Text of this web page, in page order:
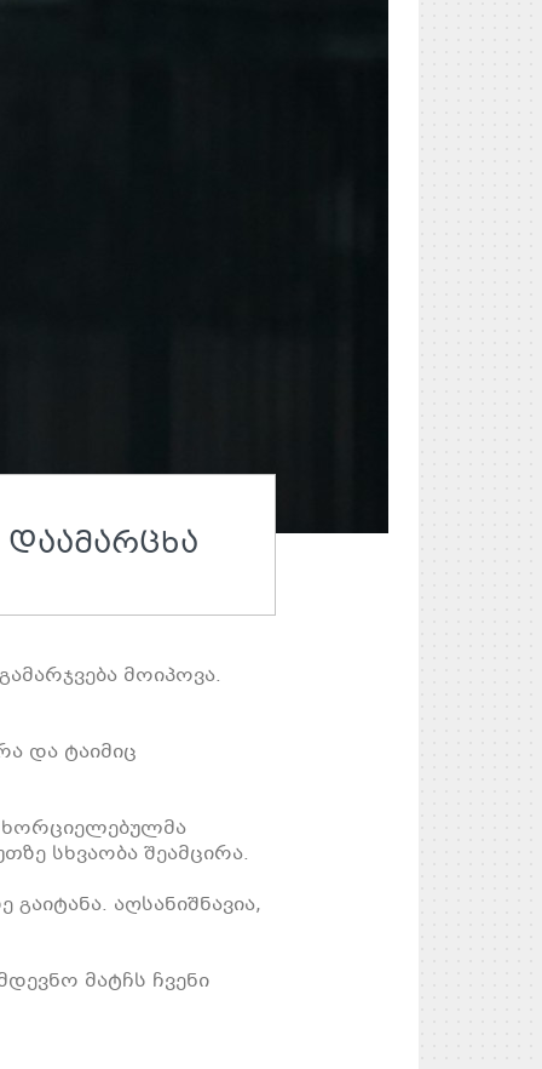
მოიპოვა.
და ტაიმიც
სხვაობა შეამცირა.
აღსანიშნავია,
მატჩს ჩვენი